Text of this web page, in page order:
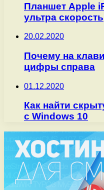
Планшет Apple
ультра скорость
20.02.2020
Почему на
цифры справа
01.12.2020
Как найти
с Windows 10